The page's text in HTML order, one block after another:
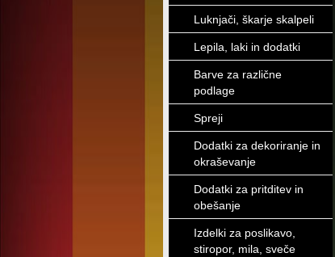
Luknjači, škarje skalpeli
Lepila, laki in dodatki
Barve za različne
podlage
Spreji
Dodatki za dekoriranje in
okraševanje
Dodatki za pritditev in
obešanje
Izdelki za poslikavo,
stiropor, mila, sveče